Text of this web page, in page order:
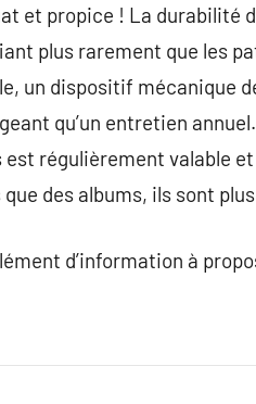
et propice ! La durabilité
plus rarement que les
un dispositif mécanique
qu’un entretien
est régulièrement valable
que des albums, ils sont
d’information à